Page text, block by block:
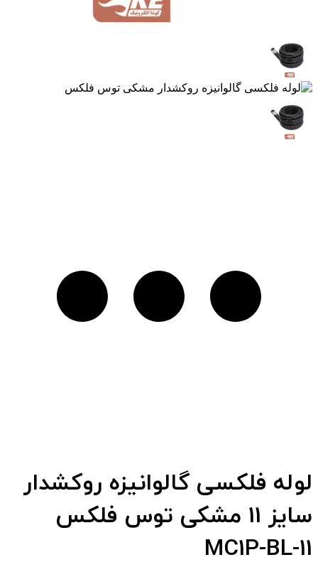
لوله فلکسی گالوانیزه روکشدار
سایز 11 مشکی توس فلکس
MC1P-BL-11